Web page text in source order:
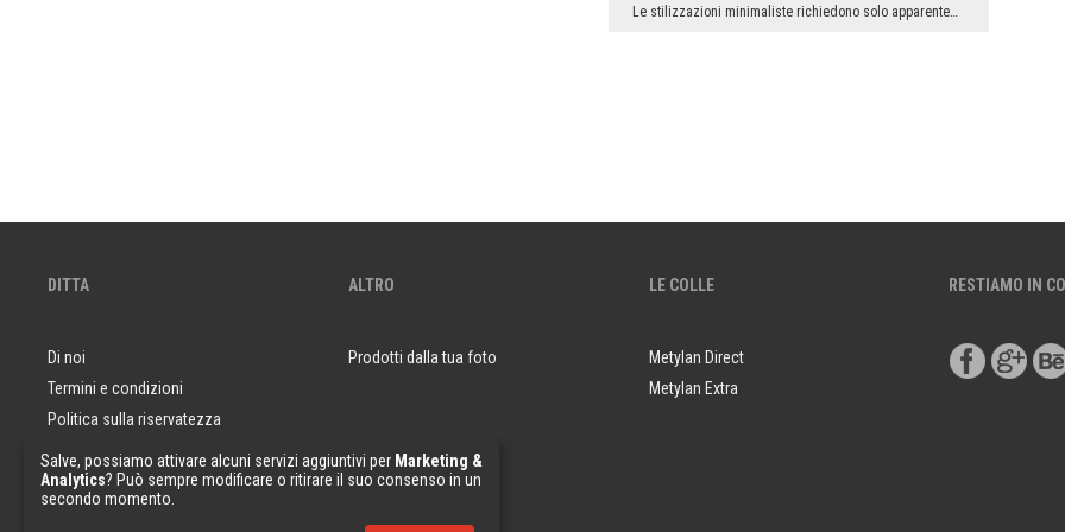
DITTA
Di noi
Termini e condizioni
Politica sulla riservatezza
Domande e risposte
Campioni di carta da parati
ALTRO
Prodotti dalla tua foto
LE COLLE
Metylan Direct
Metylan Extra
RESTIAMO IN
Salve, possiamo attivare alcuni servizi aggiuntivi per Marketing &
Analytics? Può sempre modificare o ritirare il suo consenso in un
secondo momento.